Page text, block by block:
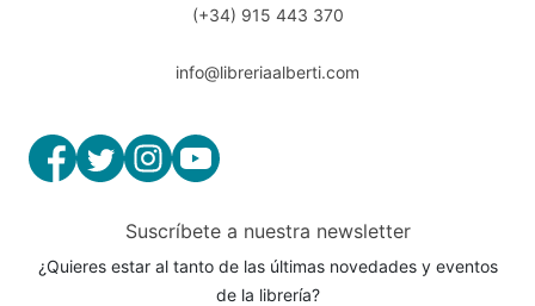
(+34) 915 443 370
info@libreriaalberti.com
Suscríbete a nuestra newsletter
¿Quieres estar al tanto de las últimas novedades y eventos
de la librería?